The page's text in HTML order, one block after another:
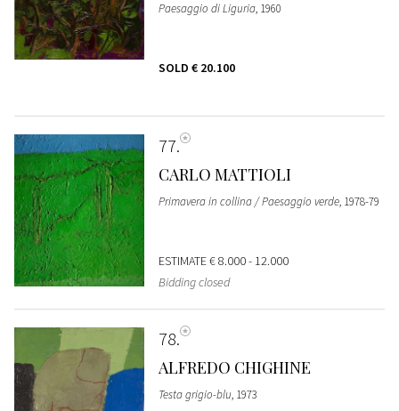
Paesaggio di Liguria, 1960
SOLD € 20.100
77
CARLO MATTIOLI
Primavera in collina / Paesaggio verde, 1978-79
ESTIMATE€ 8.000 - 12.000
Bidding closed
78
ALFREDO CHIGHINE
Testa grigio-blu, 1973